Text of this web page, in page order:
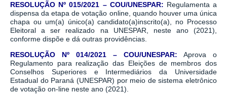
RESOLUÇÃO Nº 015/2021 – COU/UNESPAR: Regulamenta a
dispensa da etapa de votação online, quando houver uma única
chapa ou um(a) único(a) candidato(a)inscrito(a), no Processo
Eleitoral a ser realizado na UNESPAR, neste ano (2021),
conforme dispõe e dá outras providências.
RESOLUÇÃO Nº 014/2021 – COU/UNESPAR:
Aprova o
Regulamento para realização das Eleições de membros dos
Conselhos Superiores e Intermediários da Universidade
Estadual do Paraná (UNESPAR) por meio de sistema eletrônico
de votação on-line neste ano (2021).